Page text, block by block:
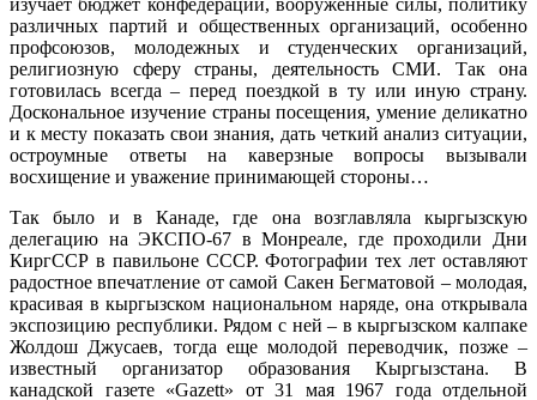
различных партий и общественных организаций, особенно
профсоюзов, молодежных и студенческих организаций,
религиозную сферу страны, деятельность СМИ. Так она
готовилась всегда – перед поездкой в ту или иную страну.
Доскональное изучение страны посещения, умение деликатно
и к месту показать свои знания, дать четкий анализ ситуации,
остроумные ответы на каверзные вопросы вызывали
восхищение и уважение принимающей стороны…
Так было и в Канаде, где она возглавляла кыргызскую
делегацию на ЭКСПО-67 в Монреале, где проходили Дни
КиргССР в павильоне СССР. Фотографии тех лет оставляют
радостное впечатление от самой Сакен Бегматовой – молодая,
красивая в кыргызском национальном наряде, она открывала
экспозицию республики. Рядом с ней – в кыргызском калпаке
Жолдош Джусаев, тогда еще молодой переводчик, позже –
известный организатор образования Кыргызстана. В
канадской газете «Gazett» от 31 мая 1967 года отдельной